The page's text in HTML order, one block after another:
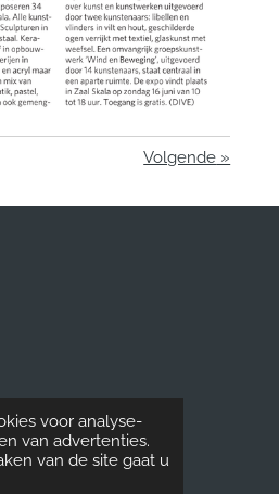
voor analyse-
van advertenties.
van de site gaat u
Volgende »
disclaimer